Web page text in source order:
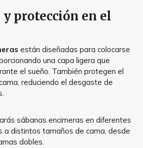
y protección en el
están diseñadas para colocarse
una capa ligera que
el sueño. También protegen el
reduciendo el desgaste de
sábanas encimeras en diferentes
a distintos tamaños de cama, desde
dobles.